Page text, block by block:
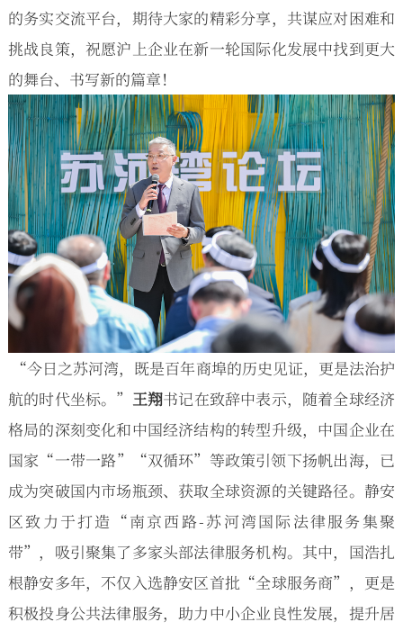
的务实交流平台，期待大家的精彩分享，共谋应对困难和
挑战良策，祝愿沪上企业在新一轮国际化发展中找到更大
的舞台、书写新的篇章！
“今日之苏河湾，既是百年商埠的历史见证，更是法治护
航的时代坐标。” 王翔书记在致辞中表示，随着全球经济
格局的深刻变化和中国经济结构的转型升级，中国企业在
国家“一带一路”“双循环”等政策引领下扬帆出海，已
成为突破国内市场瓶颈、获取全球资源的关键路径。静安
区致力于打造“南京西路-苏河湾国际法律服务集聚
带”，吸引聚集了多家头部法律服务机构。其中，国浩扎
根静安多年，不仅入选静安区首批“全球服务商”，更是
积极投身公共法律服务，助力中小企业良性发展，提升居